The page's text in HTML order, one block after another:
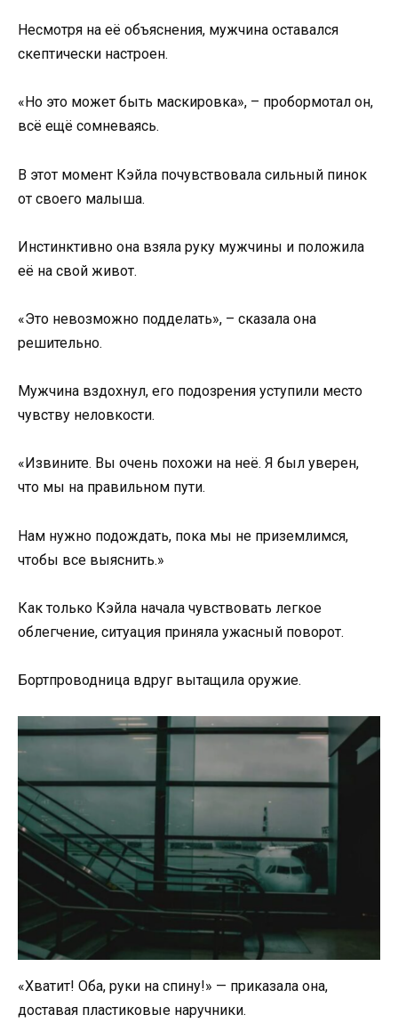
Несмотря на её объяснения, мужчина оставался
скептически настроен.
«Но это может быть маскировка», – пробормотал он,
всё ещё сомневаясь.
В этот момент Кэйла почувствовала сильный пинок
от своего малыша.
Инстинктивно она взяла руку мужчины и положила
её на свой живот.
«Это невозможно подделать», – сказала она
решительно.
Мужчина вздохнул, его подозрения уступили место
чувству неловкости.
«Извините. Вы очень похожи на неё. Я был уверен,
что мы на правильном пути.
Нам нужно подождать, пока мы не приземлимся,
чтобы все выяснить.»
Как только Кэйла начала чувствовать легкое
облегчение, ситуация приняла ужасный поворот.
Бортпроводница вдруг вытащила оружие.
«Хватит! Оба, руки на спину!» — приказала она,
доставая пластиковые наручники.